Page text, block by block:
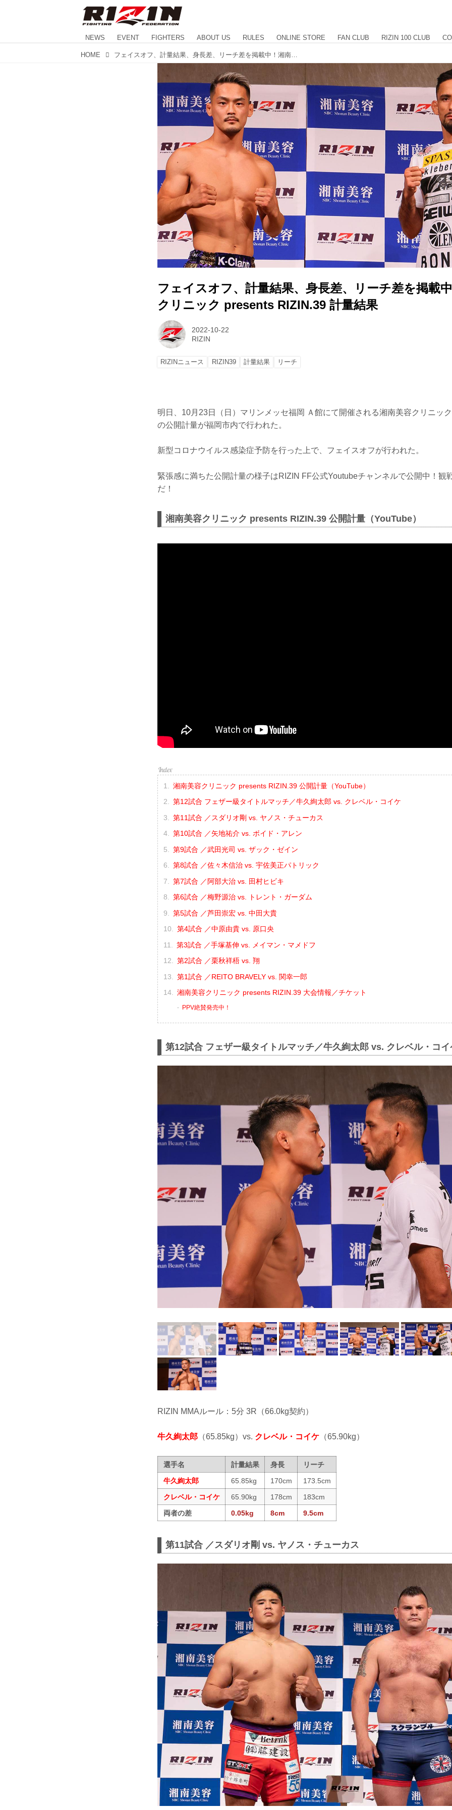
NEWS EVENT FIGHTERS ABOUT US RULES ONLINE STORE FAN CLUB RIZIN 100 CLUB
HOME
フェイスオフ、計量結果、身長差、リーチ差を掲載
クリニック presents RIZIN.39 計量結果
2022-10-22
RIZIN
RIZINニュース RIZIN39 計量結果 リーチ
明日、10月23日（日）マリンメッセ福岡 Ａ館にて開催される湘南美容クリニッ
の公開計量が福岡市内で行われた。
新型コロナウイルス感染症予防を行った上で、フェイスオフが行われた。
緊張感に満ちた公開計量の様子はRIZIN FF公式Youtubeチャンネルで公開中！観
だ！
湘南美容クリニック presents RIZIN.39 公開計量（YouTube）
湘南美容クリニック presents RIZIN.39 公開計量（YouTube）
第12試合 フェザー級タイトルマッチ／牛久絢太郎 vs. クレベル・コイケ
第11試合 ／スダリオ剛 vs. ヤノス・チューカス
第10試合 ／矢地祐介 vs. ボイド・アレン
第9試合 ／武田光司 vs. ザック・ゼイン
第8試合 ／佐々木信治 vs. 宇佐美正パトリック
第7試合 ／阿部大治 vs. 田村ヒビキ
第6試合 ／梅野源治 vs. トレント・ガーダム
第5試合 ／芦田崇宏 vs. 中田大貴
第4試合 ／中原由貴 vs. 原口央
第3試合 ／手塚基伸 vs. メイマン・マメドフ
第2試合 ／栗秋祥梧 vs. 翔
第1試合 ／REITO BRAVELY vs. 関幸一郎
湘南美容クリニック presents RIZIN.39 大会情報／チケット
PPV絶賛発売中！
第12試合 フェザー級タイトルマッチ／牛久絢太郎 vs. クレベル・コイ
RIZIN MMAルール：5分 3R（66.0kg契約）
牛久絢太郎 （65.85kg）vs. クレベル・コイケ （65.90kg）
選手名 計量結果 身長
リーチ
牛久絢太郎
65.85kg 170cm
173.5cm
クレベル・コイケ
65.90kg 178cm
183cm
両者の差
0.05kg 8cm 9.5cm
第11試合 ／スダリオ剛 vs. ヤノス・チューカス